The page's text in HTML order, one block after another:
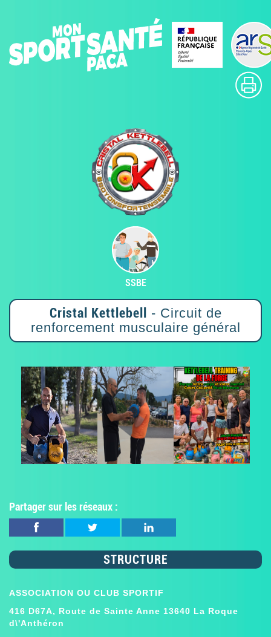
SSBE
Cristal Kettlebell
- Circuit de
renforcement musculaire général
Partager sur les réseaux :
STRUCTURE
ASSOCIATION OU CLUB SPORTIF
416 D67A, Route de Sainte Anne 13640 La Roque
d\'Anthéron